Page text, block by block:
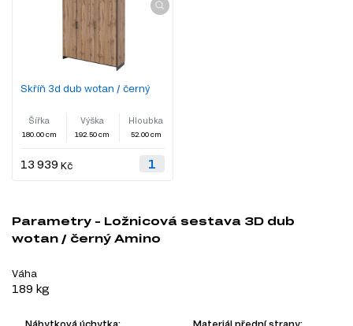
Skříň 3d dub wotan / černý
Šířka
180.00 cm
Výška
192.50 cm
Hloubka
52.00 cm
13 939 Kč
Parametry - Ložnicová sestava 3D dub
wotan / černý Amino
Váha
189 kg
Nábytková úchytka: Materiál přední strany: